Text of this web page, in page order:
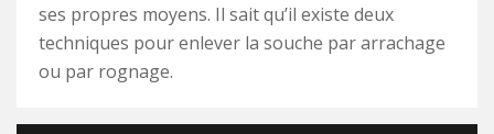
ses propres moyens. Il sait qu’il existe deux
techniques pour enlever la souche par arrachage
ou par rognage.